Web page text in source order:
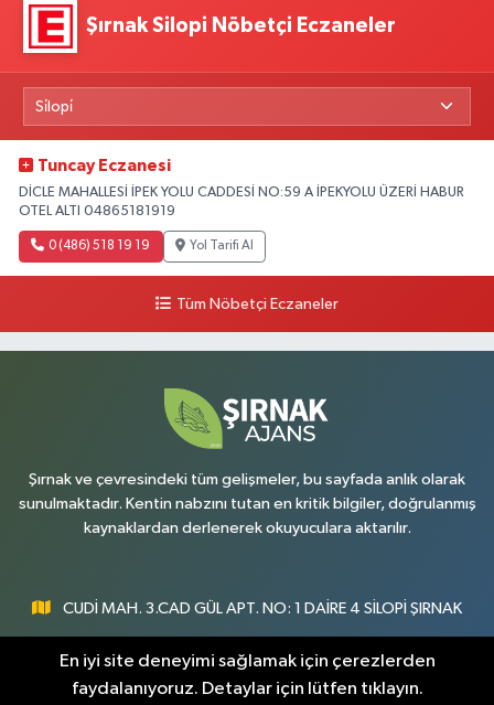
Şırnak Silopi Nöbetçi Eczaneler
Tuncay Eczanesi
DİCLE MAHALLESİ İPEK YOLU CADDESİ NO:59 A İPEKYOLU ÜZERİ HABUR
OTEL ALTI 04865181919
0 (486) 518 19 19 Yol Tarifi Al
Tüm Nöbetçi Eczaneler
Şırnak ve çevresindeki tüm gelişmeler, bu sayfada anlık olarak
sunulmaktadır. Kentin nabzını tutan en kritik bilgiler, doğrulanmış
kaynaklardan derlenerek okuyuculara aktarılır.
CUDİ MAH. 3.CAD GÜL APT. NO: 1 DAİRE 4 SİLOPİ ŞIRNAK
0547 300 73 73
[email protected]
En iyi site deneyimi sağlamak için çerezlerden
faydalanıyoruz. Detaylar için lütfen tıklayın.